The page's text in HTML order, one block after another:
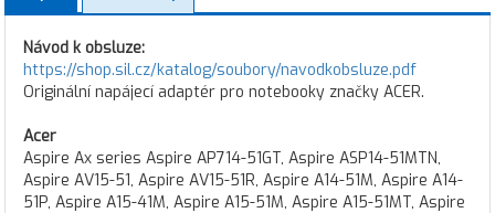
Návod k obsluze:
https://shop.sil.cz/katalog/soubory/navodkobsluze.pdf
Originální napájecí adaptér pro notebooky značky ACER.
Acer
Aspire Ax series Aspire AP714-51GT, Aspire ASP14-51MTN,
Aspire AV15-51, Aspire AV15-51R, Aspire A14-51M, Aspire A14-
51P, Aspire A15-41M, Aspire A15-51M, Aspire A15-51MT, Aspire